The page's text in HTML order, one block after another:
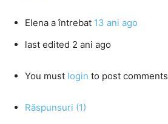
Elena a întrebat 13 ani ago
last edited 2 ani ago
You must login to post comments
Răspunsuri (1)